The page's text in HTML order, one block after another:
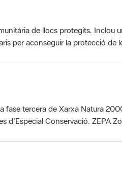
de llocs protegits. Inclou
per aconseguir la protecció de
fase tercera de Xarxa Natura
d'Especial Conservació. ZEPA